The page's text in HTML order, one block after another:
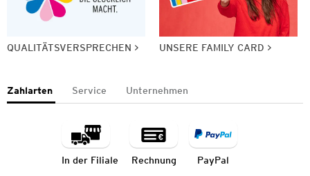
QUALITÄTSVERSPRECHEN UNSERE FAMILY CARD
Zahlarten Service Unternehmen
In der Filiale Rechnung PayPal